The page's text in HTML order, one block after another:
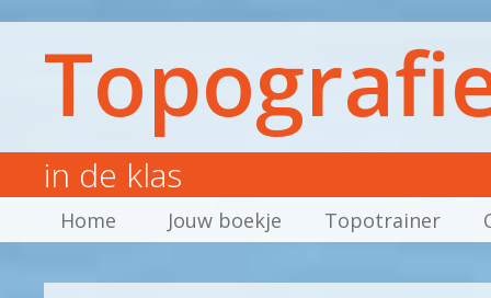
in de klas
Home Jouw boekje Topotrainer